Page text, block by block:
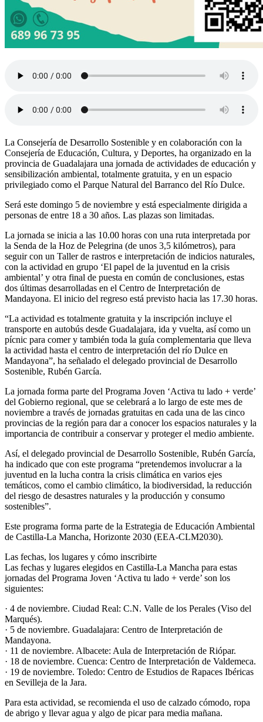
La Consejería de Desarrollo Sostenible y en colaboración con la
Consejería de Educación, Cultura, y Deportes, ha organizado en la
provincia de Guadalajara una jornada de actividades de educación y
sensibilización ambiental, totalmente gratuita, y en un espacio
privilegiado como el Parque Natural del Barranco del Río Dulce.
Será este domingo 5 de noviembre y está especialmente dirigida a
personas de entre 18 a 30 años. Las plazas son limitadas.
La jornada se inicia a las 10.00 horas con una ruta interpretada por
la Senda de la Hoz de Pelegrina (de unos 3,5 kilómetros), para
seguir con un Taller de rastros e interpretación de indicios naturales,
con la actividad en grupo ‘El papel de la juventud en la crisis
ambiental’ y otra final de puesta en común de conclusiones, estas
dos últimas desarrolladas en el Centro de Interpretación de
Mandayona. El inicio del regreso está previsto hacia las 17.30 horas.
“La actividad es totalmente gratuita y la inscripción incluye el
transporte en autobús desde Guadalajara, ida y vuelta, así como un
pícnic para comer y también toda la guía complementaria que lleva
la actividad hasta el centro de interpretación del río Dulce en
Mandayona”, ha señalado el delegado provincial de Desarrollo
Sostenible, Rubén García.
La jornada forma parte del Programa Joven ‘Activa tu lado + verde’
del Gobierno regional, que se celebrará a lo largo de este mes de
noviembre a través de jornadas gratuitas en cada una de las cinco
provincias de la región para dar a conocer los espacios naturales y la
importancia de contribuir a conservar y proteger el medio ambiente.
Así, el delegado provincial de Desarrollo Sostenible, Rubén García,
ha indicado que con este programa “pretendemos involucrar a la
juventud en la lucha contra la crisis climática en varios ejes
temáticos, como el cambio climático, la biodiversidad, la reducción
del riesgo de desastres naturales y la producción y consumo
sostenibles”.
Este programa forma parte de la Estrategia de Educación Ambiental
de Castilla-La Mancha, Horizonte 2030 (EEA-CLM2030).
Las fechas, los lugares y cómo inscribirte
Las fechas y lugares elegidos en Castilla-La Mancha para estas
jornadas del Programa Joven ‘Activa tu lado + verde’ son los
siguientes:
· 4 de noviembre. Ciudad Real: C.N. Valle de los Perales (Viso del
Marqués).
· 5 de noviembre. Guadalajara: Centro de Interpretación de
Mandayona.
· 11 de noviembre. Albacete: Aula de Interpretación de Riópar.
· 18 de noviembre. Cuenca: Centro de Interpretación de Valdemeca.
· 19 de noviembre. Toledo: Centro de Estudios de Rapaces Ibéricas
en Sevilleja de la Jara.
Para esta actividad, se recomienda el uso de calzado cómodo, ropa
de abrigo y llevar agua y algo de picar para media mañana.